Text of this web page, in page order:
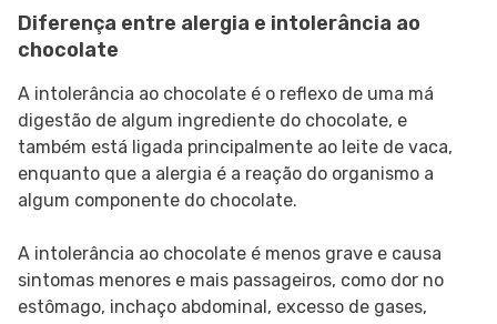
Diferença entre alergia e intolerância ao
chocolate
A intolerância ao chocolate é o reflexo de uma má
digestão de algum ingrediente do chocolate, e
também está ligada principalmente ao leite de vaca,
enquanto que a alergia é a reação do organismo a
algum componente do chocolate.
A intolerância ao chocolate é menos grave e causa
sintomas menores e mais passageiros, como dor no
estômago, inchaço abdominal, excesso de gases,